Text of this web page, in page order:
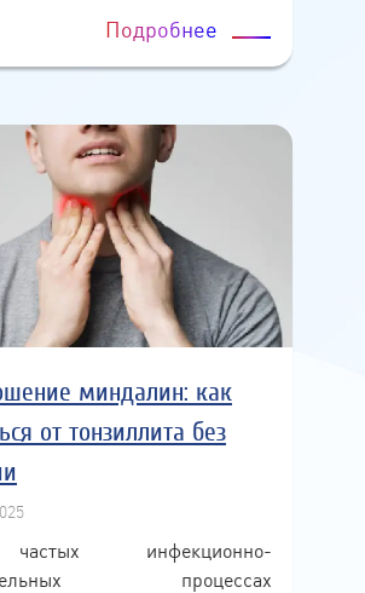
Подробнее
миндалин: как
от тонзиллита без
инфекционно-
процессах